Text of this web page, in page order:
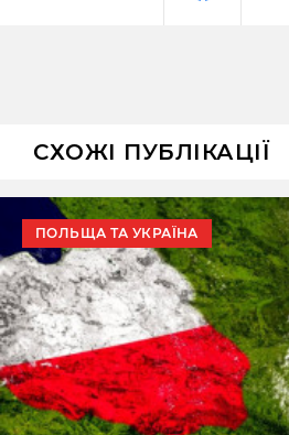
СХОЖІ ПУБЛІКАЦІЇ
ПОЛЬЩА ТА УКРАЇНА